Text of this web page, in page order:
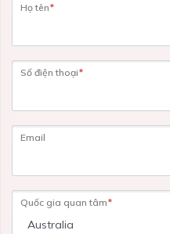
Họ tên*
Số điện thoại*
Email
Quốc gia quan tâm*